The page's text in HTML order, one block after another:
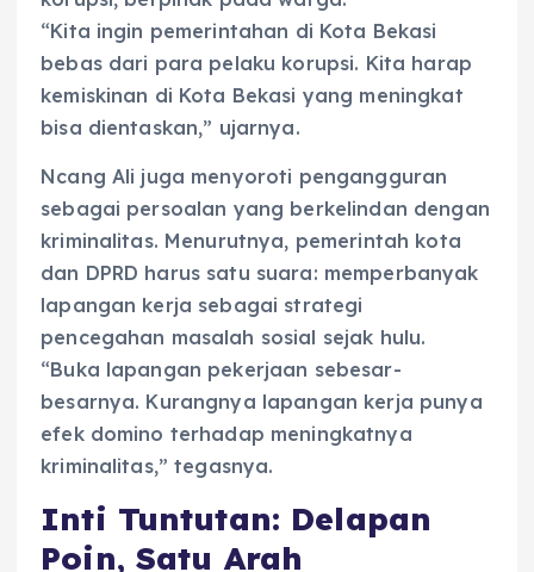
“Kita ingin pemerintahan di Kota Bekasi
bebas dari para pelaku korupsi. Kita harap
kemiskinan di Kota Bekasi yang meningkat
bisa dientaskan,” ujarnya.
Ncang Ali juga menyoroti pengangguran
sebagai persoalan yang berkelindan dengan
kriminalitas. Menurutnya, pemerintah kota
dan DPRD harus satu suara: memperbanyak
lapangan kerja sebagai strategi
pencegahan masalah sosial sejak hulu.
“Buka lapangan pekerjaan sebesar-
besarnya. Kurangnya lapangan kerja punya
efek domino terhadap meningkatnya
kriminalitas,” tegasnya.
Inti Tuntutan: Delapan
Poin, Satu Arah